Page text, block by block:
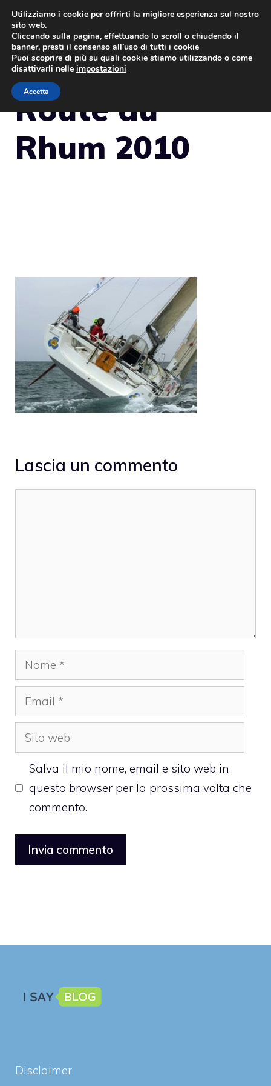
Vai
contenuto
Route du
Rhum 2010
Lascia un commento
Nome
Email
Sito
web
Salva il mio nome, email e sito web in
questo browser per la prossima volta che
commento.
Disclaimer
Utilizziamo i cookie per offrirti la migliore esperienza sul nostro
sito web.
Cliccando sulla pagina, effettuando lo scroll o chiudendo il
banner, presti il consenso all’uso di tutti i cookie
Puoi scoprire di più su quali cookie stiamo utilizzando o come
disattivarli nelle impostazioni
Accetta